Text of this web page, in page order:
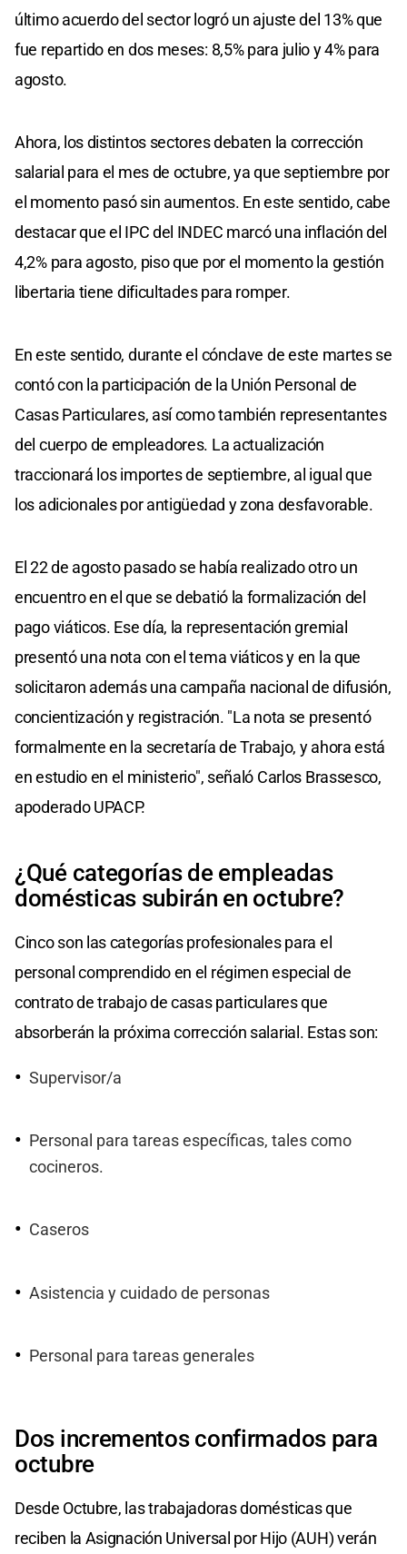
último acuerdo del sector logró un ajuste del 13% que
fue repartido en dos meses: 8,5% para julio y 4% para
agosto.
Ahora, los distintos sectores debaten la corrección
salarial para el mes de octubre, ya que septiembre por
el momento pasó sin aumentos. En este sentido, cabe
destacar que el IPC del INDEC marcó una inflación del
4,2% para agosto, piso que por el momento la gestión
libertaria tiene dificultades para romper.
En este sentido, durante el cónclave de este martes se
contó con la participación de la Unión Personal de
Casas Particulares, así como también representantes
del cuerpo de empleadores. La actualización
traccionará los importes de septiembre, al igual que
los adicionales por antigüedad y zona desfavorable.
El 22 de agosto pasado se había realizado otro un
encuentro en el que se debatió la formalización del
pago viáticos. Ese día, la representación gremial
presentó una nota con el tema viáticos y en la que
solicitaron además una campaña nacional de difusión,
concientización y registración. "La nota se presentó
formalmente en la secretaría de Trabajo, y ahora está
en estudio en el ministerio", señaló Carlos Brassesco,
apoderado UPACP.
¿Qué categorías de empleadas
domésticas subirán en octubre?
Cinco son las categorías profesionales para el
personal comprendido en el régimen especial de
contrato de trabajo de casas particulares que
absorberán la próxima corrección salarial. Estas son:
Supervisor/a
Personal para tareas específicas, tales como
cocineros.
Caseros
Asistencia y cuidado de personas
Personal para tareas generales
Dos incrementos confirmados para
octubre
Desde Octubre, las trabajadoras domésticas que
reciben la Asignación Universal por Hijo (AUH) verán